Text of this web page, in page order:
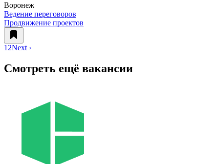
Воронеж
Ведение переговоров
Продвижение проектов
1 2Next ›
Смотреть ещё вакансии